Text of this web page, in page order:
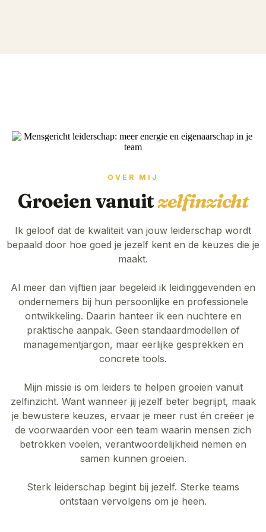
OVER MIJ
Groeien vanuitzelfinzicht
Ik geloof dat de kwaliteit van jouw leiderschap wordt
bepaald door hoe goed je jezelf kent en de keuzes die je
maakt.
Al meer dan vijftien jaar begeleid ik leidinggevenden en
ondernemers bij hun persoonlijke en professionele
ontwikkeling. Daarin hanteer ik een nuchtere en
praktische aanpak. Geen standaardmodellen of
managementjargon, maar eerlijke gesprekken en
concrete tools.
Mijn missie is om leiders te helpen groeien vanuit
zelfinzicht. Want wanneer jij jezelf beter begrijpt, maak
je bewustere keuzes, ervaar je meer rust én creëer je
de voorwaarden voor een team waarin mensen zich
betrokken voelen, verantwoordelijkheid nemen en
samen kunnen groeien.
Sterk leiderschap begint bij jezelf. Sterke teams
ontstaan vervolgens om je heen.